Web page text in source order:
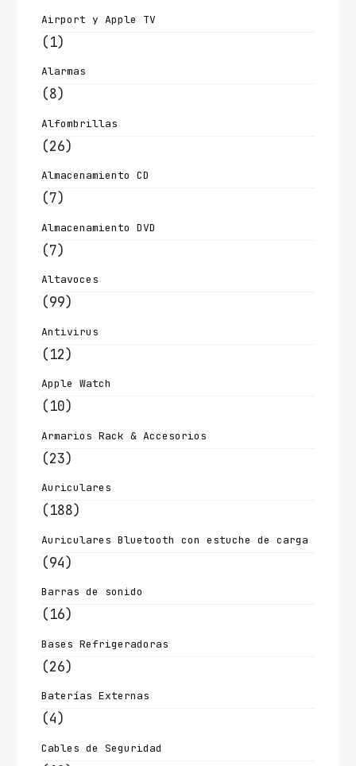
Airport y Apple TV
(1)
Alarmas
(8)
Alfombrillas
(26)
Almacenamiento CD
(7)
Almacenamiento DVD
(7)
Altavoces
(99)
Antivirus
(12)
Apple Watch
(10)
Armarios Rack & Accesorios
(23)
Auriculares
(188)
Auriculares Bluetooth con estuche de carga
(94)
Barras de sonido
(16)
Bases Refrigeradoras
(26)
Baterías Externas
(4)
Cables de Seguridad